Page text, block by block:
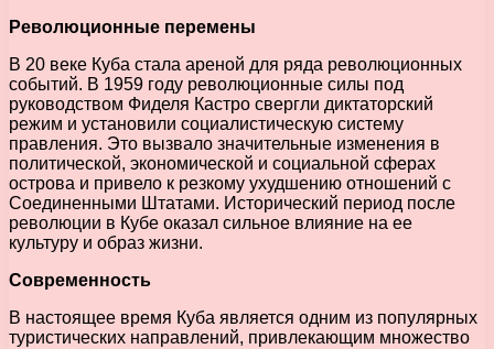
Революционные перемены
В 20 веке Куба стала ареной для ряда революционных
событий. В 1959 году революционные силы под
руководством Фиделя Кастро свергли диктаторский
режим и установили социалистическую систему
правления. Это вызвало значительные изменения в
политической, экономической и социальной сферах
острова и привело к резкому ухудшению отношений с
Соединенными Штатами. Исторический период после
революции в Кубе оказал сильное влияние на ее
культуру и образ жизни.
Современность
В настоящее время Куба является одним из популярных
туристических направлений, привлекающим множество